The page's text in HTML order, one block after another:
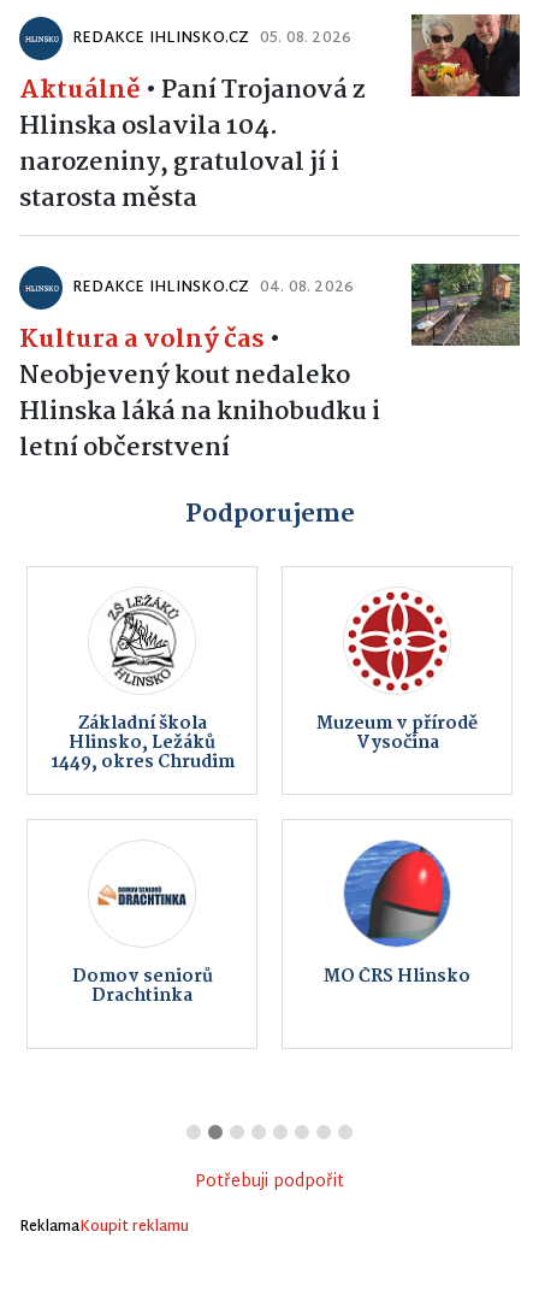
REDAKCE IHLINSKO.CZ 05. 08. 2026
Aktuálně • Paní Trojanová z
Hlinska oslavila 104.
narozeniny, gratuloval jí i
starosta města
REDAKCE IHLINSKO.CZ 04. 08. 2026
Kultura a volný čas •
Neobjevený kout nedaleko
Hlinska láká na knihobudku i
letní občerstvení
Podporujeme
Základní škola
Hlinsko, Ležáků
1449, okres Chrudim
Muzeum v přírodě
Vysočina
Domov seniorů
Drachtinka
MO ČRS Hlinsko
Potřebuji podpořit
ReklamaKoupit reklamu